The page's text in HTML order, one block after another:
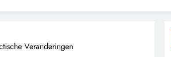
Veranderingen